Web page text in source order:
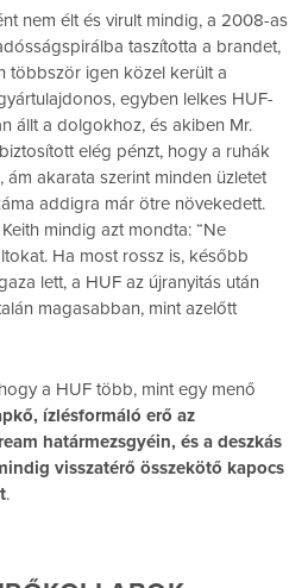
nem élt és virult mindig, a 2008-as
taszította a brandet,
többször igen közel került a
egyben lelkes HUF-
állt a dolgokhoz, és akiben Mr.
elég pénzt, hogy a ruhák
akarata szerint minden üzletet
addigra már ötre növekedett.
mindig azt mondta: “Ne
Ha most rossz is, később
lett, a HUF az újranyitás után
magasabban, mint azelőtt
a HUF több, mint egy menő
ízlésformáló erő az
határmezsgyéin, és a deszkás
visszatérő összekötő kapocs
.